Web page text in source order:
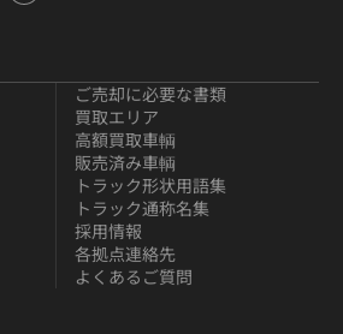
ご売却に必要な書類
買取エリア
高額買取車輌
販売済み車輌
トラック形状用語集
トラック通称名集
採用情報
各拠点連絡先
よくあるご質問